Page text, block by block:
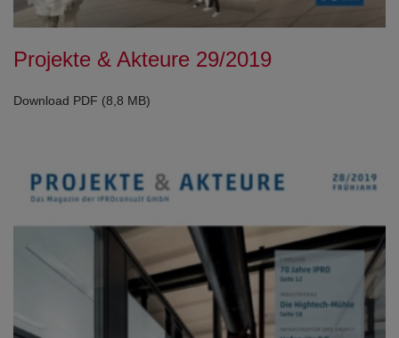
Projekte & Akteure 29/2019
Download PDF (8,8 MB)